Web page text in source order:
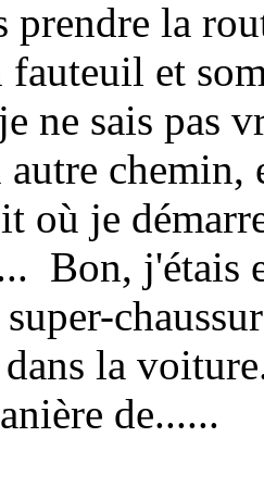
prendre la
fauteuil et
ne sais pas
chemin,
où je
Bon, j'étais
super-
la
de......